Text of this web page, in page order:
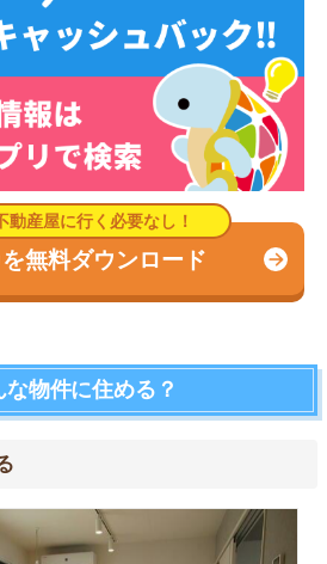
無料ダウンロード
物件に住める？